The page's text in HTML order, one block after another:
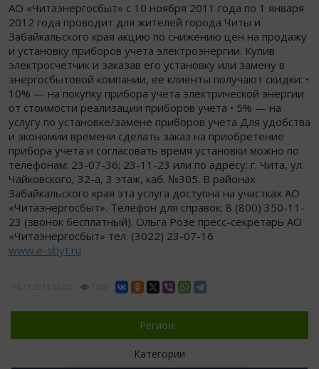
АО «Читаэнергосбыт» с 10 ноября 2011 года по 1 января
2012 года проводит для жителей города Читы и
Забайкальского края акцию по снижению цен на продажу
и установку приборов учета электроэнергии. Купив
электросчетчик и заказав его установку или замену в
энергосбытовой компании, ее клиенты получают скидки: •
10% — на покупку прибора учета электрической энергии
от стоимости реализации приборов учета • 5% — на
услугу по установке/замене приборов учета Для удобства
и экономии времени сделать заказ на приобретение
прибора учета и согласовать время установки можно по
телефонам: 23-07-36; 23-11-23 или по адресу: г. Чита, ул.
Чайковского, 32-а, 3 этаж, каб. №305. В районах
Забайкальского края эта услуга доступна на участках АО
«Читаэнергосбыт». Телефон для справок: 8 (800) 350-11-
23 (звонок бесплатный). Ольга Розе пресс-секретарь АО
«Читаэнергосбыт» тел. (3022) 23-07-16
www.e-sbyt.ru
Регион:
Категории